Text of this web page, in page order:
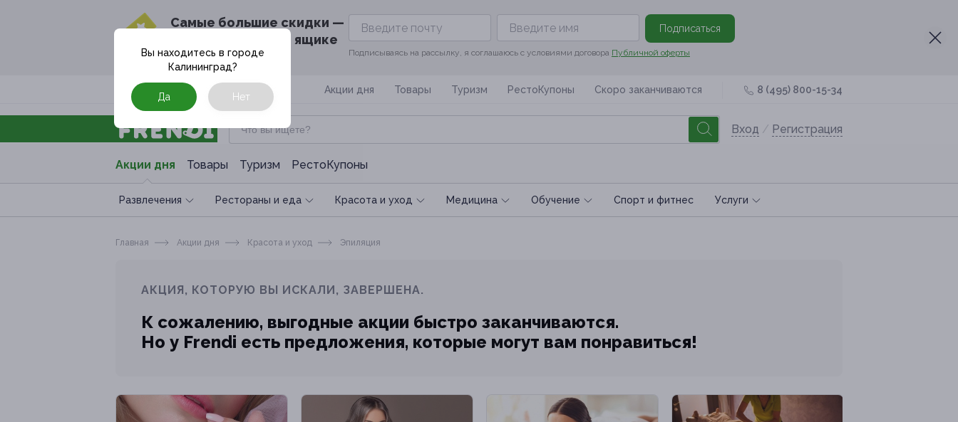
Cамые большие скидки —
в твоём почтовом ящике
Подписаться
Подписываясь на рассылку, я соглашаюсь с условиями договора Публичной оферты
Москва Акции дня Товары Туризм РестоКупоны Скоро заканчиваются 8 (495) 800-15-34
Вход / Регистрация
Акции дня Товары Туризм РестоКупоны
Развлечения Рестораны и еда Красота и уход Медицина Обучение Спoрт и фитнес Услуги
Вы находитесь в городе
Калининград?
Да Нет
Главная Акции дня Красота и уход Эпиляция
АКЦИЯ, КОТОРУЮ ВЫ ИСКАЛИ, ЗАВЕРШЕНА.
К сожалению, выгодные акции быстро заканчиваются.
Но у Frendi есть предложения, которые могут вам понравиться!